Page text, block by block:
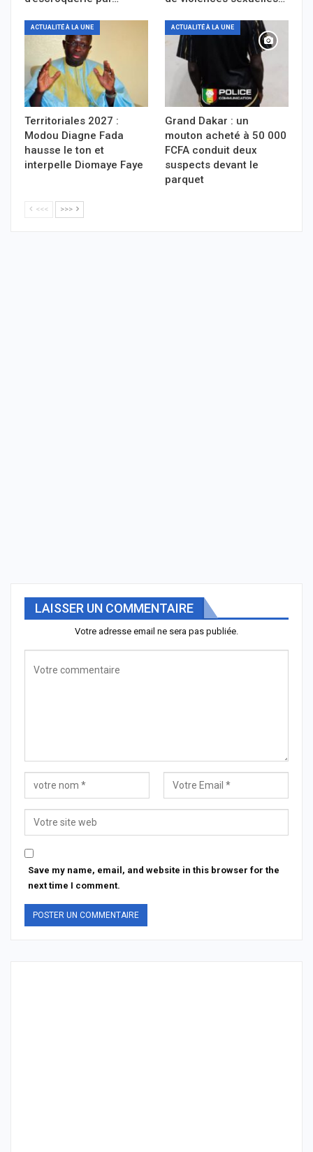
ACTUALITÉ À LA UNE
Territoriales 2027 :
Modou Diagne Fada
hausse le ton et
interpelle Diomaye Faye
ACTUALITÉ À LA UNE
Grand Dakar : un
mouton acheté à 50 000
FCFA conduit deux
suspects devant le
parquet
<<< >>>
LAISSER UN COMMENTAIRE
Votre adresse email ne sera pas publiée.
Save my name, email, and website in this browser for the
next time I comment.